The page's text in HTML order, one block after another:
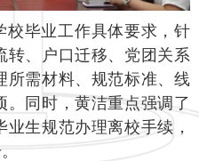
校毕业工作具体要求，针
转、户口迁移、党团关系
所需材料、规范标准、线
。同时，黄洁重点强调了
生规范办理离校手续，